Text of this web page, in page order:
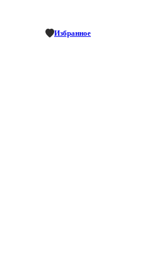
Избранное